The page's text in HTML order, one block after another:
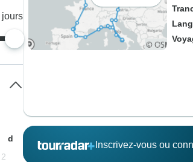
Inscrivez-vous ou
jours
d
2